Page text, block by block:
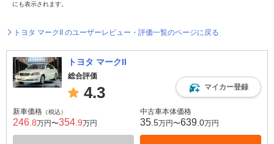
にも表示されます。
トヨタ マークII のユーザーレビュー・評価一覧のページに戻る
トヨタ マークII
総合評価
4.3 マイカー登録
新車価格 （税込）
246 .8万円〜354 .9万円
中古車本体価格
35 .5万円〜639 .0万円